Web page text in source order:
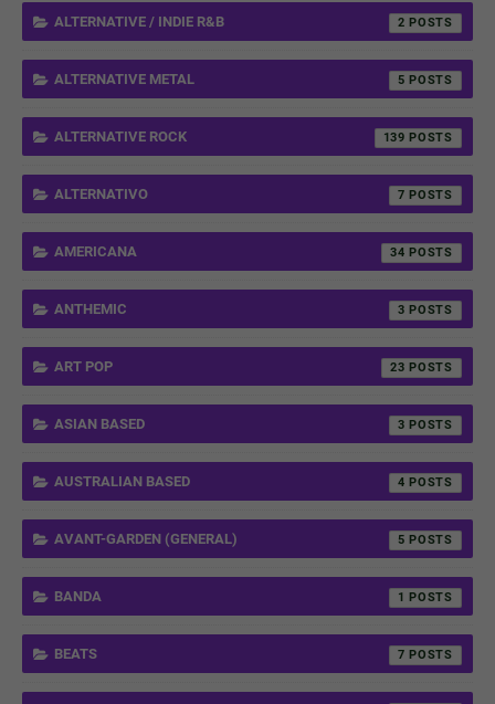
ALTERNATIVE / INDIE R&B 2
ALTERNATIVE METAL 5
ALTERNATIVE ROCK 139
ALTERNATIVO 7
AMERICANA 34
ANTHEMIC 3
ART POP 23
ASIAN BASED 3
AUSTRALIAN BASED 4
AVANT-GARDEN (GENERAL) 5
BANDA 1
BEATS 7